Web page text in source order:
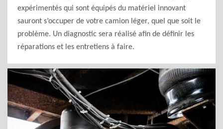
expérimentés qui sont équipés du matériel innovant
sauront s’occuper de votre camion léger, quel que soit le
problème. Un diagnostic sera réalisé afin de définir les
réparations et les entretiens à faire.